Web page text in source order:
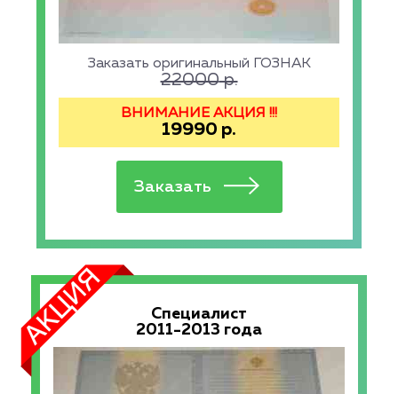
Заказать оригинальный ГОЗНАК
22000р.
ВНИМАНИЕ АКЦИЯ !!!
19990 р.
Специалист
2011-2013 года